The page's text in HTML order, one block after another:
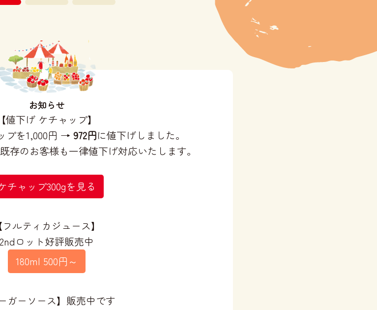
お知らせ
【値下げ ケチャップ】
プを1,000円 → 972円に値下げしました。
存のお客様も一律値下げ対応いたします。
チャップ300gを見る
フルティカジュース】
2ndロット好評販売中
180ml 500円～
ーガーソース】販売中です